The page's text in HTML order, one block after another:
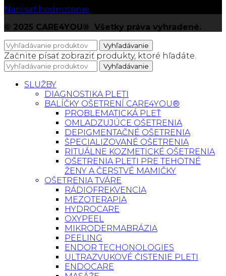
Napísať hodnotenie
© 2025 CARE4YOU® Všetky práva vyhradené.
Vyhľadávanie
Začnite písať zobraziť produkty, ktoré hľadáte.
Vyhľadávanie
SLUŽBY
DIAGNOSTIKA PLETI
BALÍČKY OŠETRENÍ CARE4YOU®
PROBLEMATICKÁ PLEŤ
OMLADZUJÚCE OŠETRENIA
DEPIGMENTAČNÉ OŠETRENIA
ŠPECIALIZOVANÉ OŠETRENIA
RITUÁLNE KOZMETICKÉ OŠETRENIA
OŠETRENIA PLETI PRE TEHOTNÉ
ŽENY A ČERSTVÉ MAMIČKY
OŠETRENIA TVÁRE
RÁDIOFREKVENCIA
MEZOTERAPIA
HYDROCARE
OXYPEEL
MIKRODERMABRÁZIA
PEELING
ENDOR TECHONOLOGIES
ULTRAZVUKOVÉ ČISTENIE PLETI
ENDOCARE